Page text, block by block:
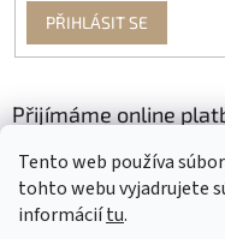
Tento web používa
tohto webu vyjadrujete
informáciítu.
PŘIHLÁSIT SE
Přijímáme online